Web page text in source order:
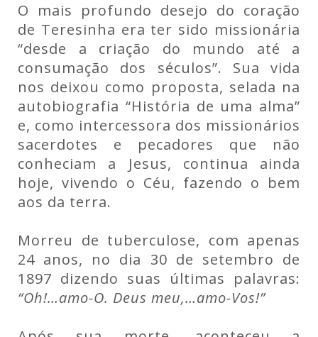
O mais profundo desejo do coração
de Teresinha era ter sido missionária
“desde a criação do mundo até a
consumação dos séculos”. Sua vida
nos deixou como proposta, selada na
autobiografia “História de uma alma”
e, como intercessora dos missionários
sacerdotes e pecadores que não
conheciam a Jesus, continua ainda
hoje, vivendo o Céu, fazendo o bem
aos da terra.
Morreu de tuberculose, com apenas
24 anos, no dia 30 de setembro de
1897 dizendo suas últimas palavras:
“Oh!…amo-O. Deus meu,…amo-Vos!”